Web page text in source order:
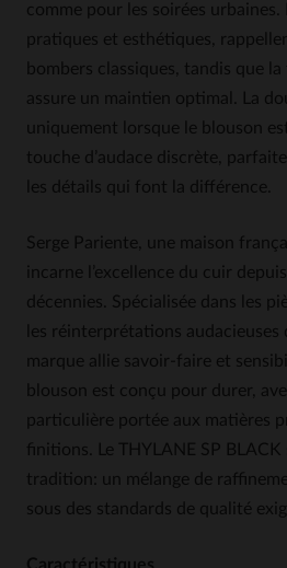
comme pour les soirées urbaines.
pratiques et esthétiques,
bombers classiques, tandis que
assure un maintien optimal. La
uniquement lorsque le blouson
touche d’audace discrète,
les détails qui font la différence.
Serge Pariente, une maison
incarne l’excellence du cuir
décennies. Spécialisée dans les
les réinterprétations audacieuses
marque allie savoir-faire et
blouson est conçu pour durer,
particulière portée aux matières
finitions. Le THYLANE SP BLACK
tradition: un mélange de
sous des standards de qualité